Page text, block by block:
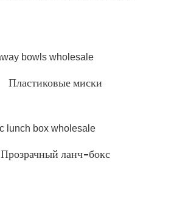
Пластиковые миски
Прозрачный ланч-бокс